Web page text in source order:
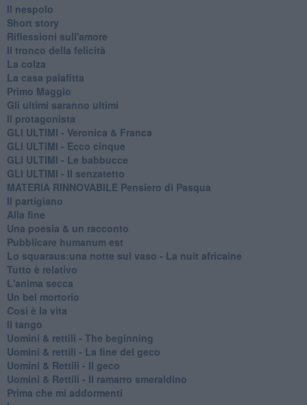
Il nespolo
Short story
Riflessioni sull'amore
Il tronco della felicità
La colza
La casa palafitta
Primo Maggio
Gli ultimi saranno ultimi
Il protagonista
GLI ULTIMI - Veronica & Franca
GLI ULTIMI - Ecco cinque
GLI ULTIMI - Le babbucce
GLI ULTIMI - Il senzatetto
MATERIA RINNOVABILE Pensiero di Pasqua
Il partigiano
Alla fine
Una poesia & un racconto
Pubblicare humanum est
Lo squaraus:una notte sul vaso - La nuit africaine
Tutto è relativo
L'anima secca
Un bel mortorio
Cosi è la vita
Il tango
​Uomini & rettili - The beginning
​Uomini & rettili - La fine del geco
Uomini & Rettili - Il geco
Uomini & Rettili - Il ramarro smeraldino
Prima che mi addormenti